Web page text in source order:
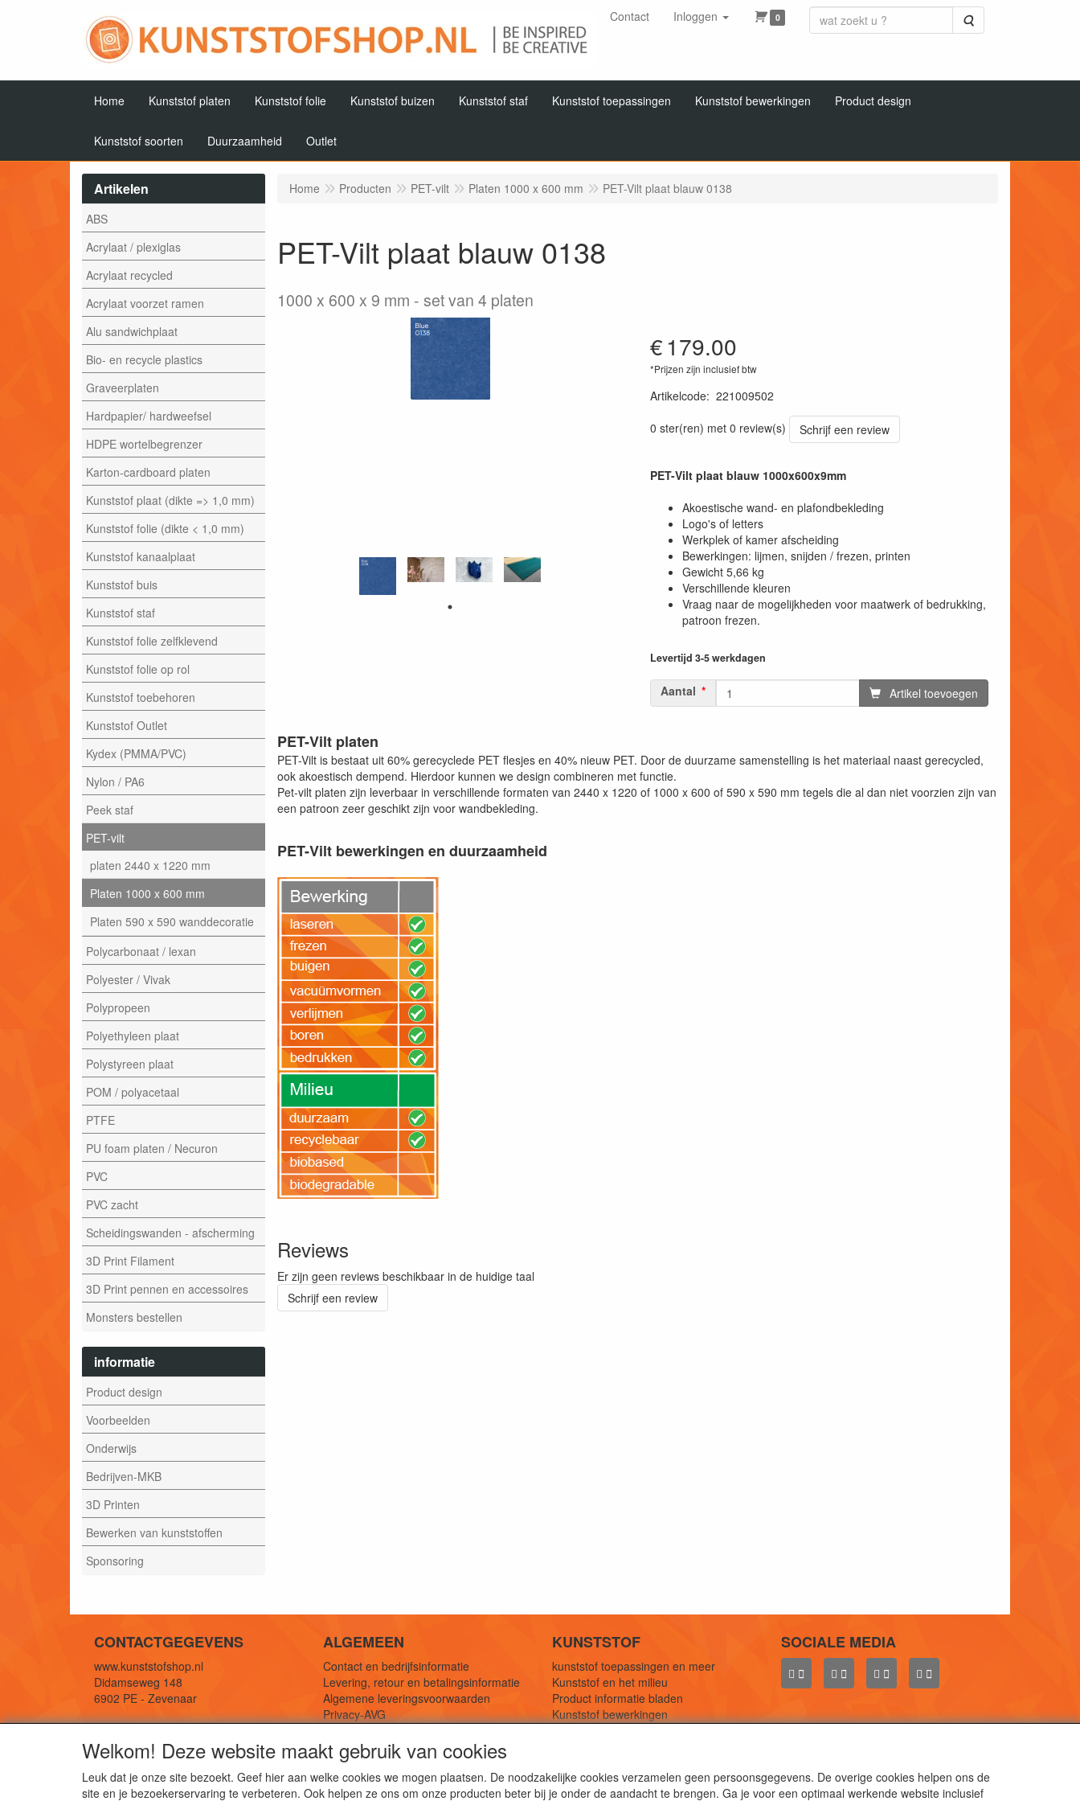
Contact Inloggen 0 Zoeken
Home Kunststof platen Kunststof folie Kunststof buizen Kunststof staf Kunststof toepassingen Kunststof bewerkingen Product design
Kunststof soorten Duurzaamheid Outlet
Artikelen
ABS
Acrylaat / plexiglas
Acrylaat recycled
Acrylaat voorzet ramen
Alu sandwichplaat
Bio- en recycle plastics
Graveerplaten
Hardpapier/ hardweefsel
HDPE wortelbegrenzer
Karton-cardboard platen
Kunststof plaat (dikte => 1,0 mm)
Kunststof folie (dikte < 1,0 mm)
Kunststof kanaalplaat
Kunststof buis
Kunststof staf
Kunststof folie zelfklevend
Kunststof folie op rol
Kunststof toebehoren
Kunststof Outlet
Kydex (PMMA/PVC)
Nylon / PA6
Peek staf
PET-vilt
platen 2440 x 1220 mm
Platen 1000 x 600 mm
Platen 590 x 590 wanddecoratie
Polycarbonaat / lexan
Polyester / Vivak
Polypropeen
Polyethyleen plaat
Polystyreen plaat
POM / polyacetaal
PTFE
PU foam platen / Necuron
PVC
PVC zacht
Scheidingswanden - afscherming
3D Print Filament
3D Print pennen en accessoires
Monsters bestellen
informatie
Product design
Voorbeelden
Onderwijs
Bedrijven-MKB
3D Printen
Bewerken van kunststoffen
Sponsoring
Home Producten PET-vilt Platen 1000 x 600 mm PET-Vilt plaat blauw 0138
PET-Vilt plaat blauw 0138
1000 x 600 x 9 mm set van 4 platen
€179.00
*Prijzen zijn inclusief btw
Artikelcode: 221009502
0 ster(ren) met 0 review(s)
Schrijf een review
PET-Vilt plaat blauw 1000x600x9mm
Akoestische wand- en plafondbekleding
Logo's of letters
Werkplek of kamer afscheiding
Bewerkingen: lijmen, snijden / frezen, printen
Gewicht 5,66 kg
Verschillende kleuren
Vraag naar de mogelijkheden voor maatwerk of bedrukking,
patroon frezen.
Levertijd 3-5 werkdagen
Aantal Artikel toevoegen
PET-Vilt platen
PET-Vilt is bestaat uit 60% gerecyclede PET flesjes en 40% nieuw PET. Door de duurzame samenstelling is het materiaal naast gerecycled,
ook akoestisch dempend. Hierdoor kunnen we design combineren met functie.
Pet-vilt platen zijn leverbaar in verschillende formaten van 2440 x 1220 of 1000 x 600 of 590 x 590 mm tegels die al dan niet voorzien zijn van
een patroon zeer geschikt zijn voor wandbekleding.
PET-Vilt bewerkingen en duurzaamheid
Reviews
Er zijn geen reviews beschikbaar in de huidige taal
Schrijf een review
CONTACTGEGEVENS
www.kunststofshop.nl
Didamseweg 148
6902 PE - Zevenaar
Telefoon: +31 (0) 316 241 994
ALGEMEEN
Contact en bedrijfsinformatie
Levering, retour en betalingsinformatie
Algemene leveringsvoorwaarden
Privacy-AVG
KUNSTSTOF
kunststof toepassingen en meer
Kunststof en het milieu
Product informatie bladen
Kunststof bewerkingen
SOCIALE MEDIA
Welkom! Deze website maakt gebruik van cookies
Leuk dat je onze site bezoekt. Geef hier aan welke cookies we mogen plaatsen. De noodzakelijke cookies verzamelen geen persoonsgegevens. De overige cookies helpen ons de
site en je bezoekerservaring te verbeteren. Ook helpen ze ons om onze producten beter bij je onder de aandacht te brengen. Ga je voor een optimaal werkende website inclusief